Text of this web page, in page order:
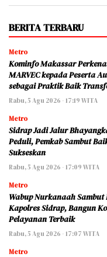
BERITA TERBARU
Metro
Kominfo Makassar
MARVEC kepada Peserta
sebagai Praktik Baik
Rabu, 5 Agu 2026 - 17:19 WITA
Metro
Sidrap Jadi Jalur
Peduli, Pemkab Sambut
Sukseskan
Rabu, 5 Agu 2026 - 17:09 WITA
Metro
Wabup Nurkanaah
Kapolres Sidrap, Bangun
Pelayanan Terbaik
Rabu, 5 Agu 2026 - 17:07 WITA
Metro